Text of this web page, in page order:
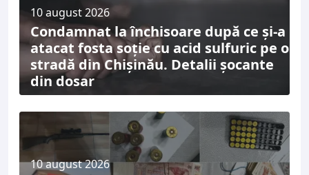
10 august 2026
Condamnat la închisoare după ce și-a
atacat fosta soție cu acid sulfuric pe o
stradă din Chișinău. Detalii șocante
din dosar
10 august 2026